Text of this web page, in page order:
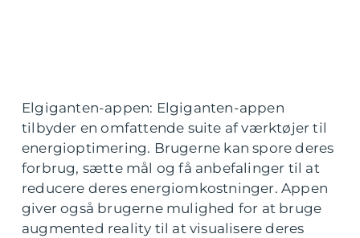
Elgiganten-appen: Elgiganten-appen
tilbyder en omfattende suite af værktøjer til
energioptimering. Brugerne kan spore deres
forbrug, sætte mål og få anbefalinger til at
reducere deres energiomkostninger. Appen
giver også brugerne mulighed for at bruge
augmented reality til at visualisere deres